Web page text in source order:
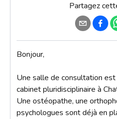
Partagez
Bonjour,
Une salle de consultation
cabinet pluridisciplinaire à
Une ostéopathe, une
psychologues sont déjà en